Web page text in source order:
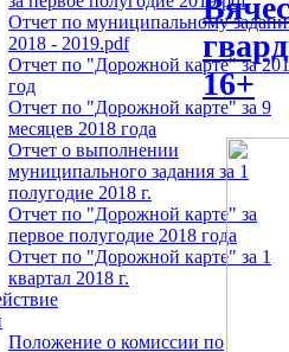
Отчет по муниципальному
2018 - 2019.pdf
Отчет по "Дорожной карте" за
год
Отчет по "Дорожной карте" за 9
месяцев 2018 года
Отчет о выполнении
муниципального задания за 1
полугодие 2018 г.
Отчет по "Дорожной карте" за
первое полугодие 2018 года
Отчет по "Дорожной карте" за 1
квартал 2018 г.
Положение о комиссии по
16+